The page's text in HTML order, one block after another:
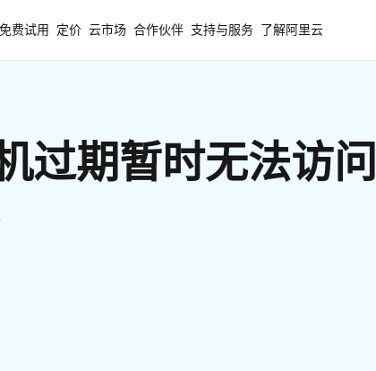
免费试用 定价 云市场 合作伙伴 支持与服务 了解阿里云
过期暂时无法访问